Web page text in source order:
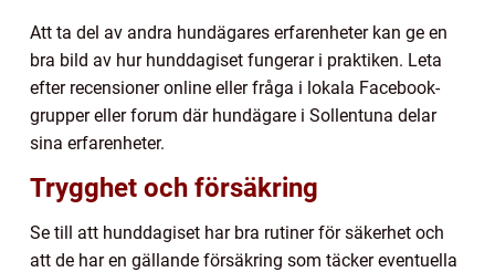
Att ta del av andra hundägares erfarenheter kan ge en
bra bild av hur hunddagiset fungerar i praktiken. Leta
efter recensioner online eller fråga i lokala Facebook-
grupper eller forum där hundägare i Sollentuna delar
sina erfarenheter.
Trygghet och försäkring
Se till att hunddagiset har bra rutiner för säkerhet och
att de har en gällande försäkring som täcker eventuella